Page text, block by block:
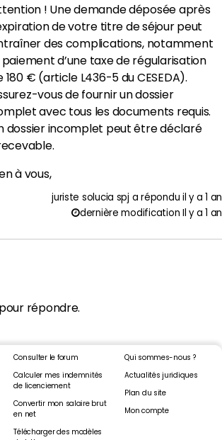
! Une demande déposée après
de votre titre de séjour peut
des complications, notamment
paiement d’une taxe de régularisation
180 € (article L436-5 du CESEDA).
vous de fournir un dossier
avec tous les documents requis.
dossier incomplet peut être déclaré
à vous,
juriste solucia spj a répondu il y a 1 an
dernière modification Il y a 1 an
pour répondre.
Consulter le forum
Calculer mes indemnités
de licenciement
Convertir mon salaire brut
en net
Télécharger des modèles
Qui sommes-nous ?
Actualités juridiques
Plan du site
Mon compte